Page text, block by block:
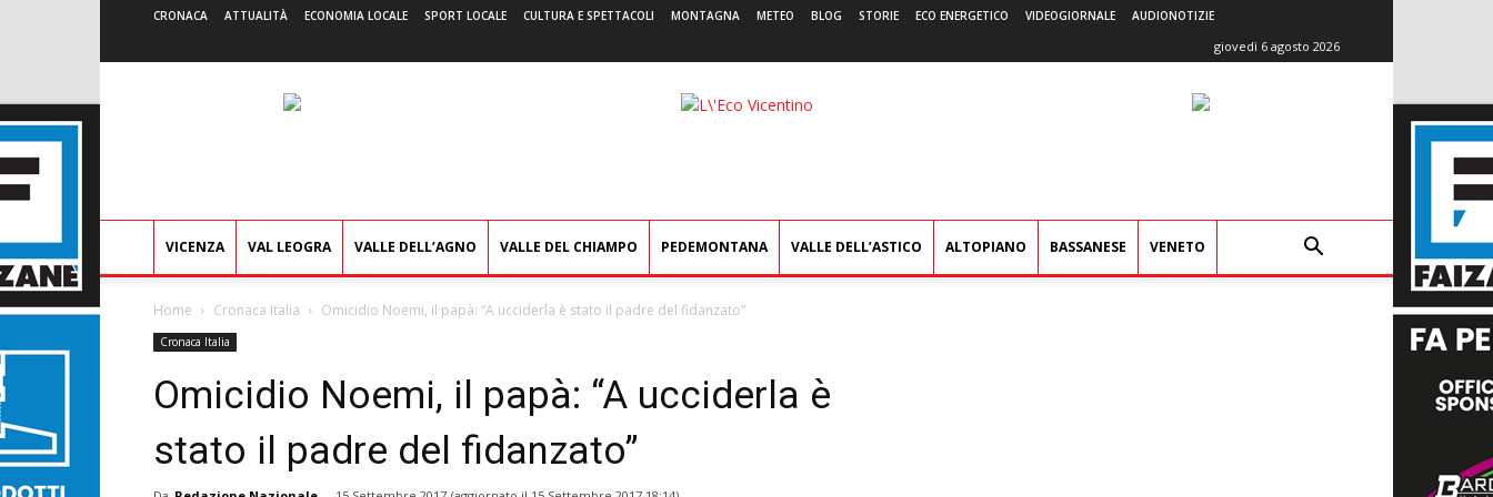
CRONACA ATTUALITÀ ECONOMIA LOCALE SPORT LOCALE CULTURA E SPETTACOLI MONTAGNA METEO BLOG STORIE ECO ENERGETICO VIDEOGIORNALE AUDIONOTIZIE
giovedì 6 agosto 2026
L'Eco
VICENZA VAL LEOGRA VALLE DELL’AGNO VALLE DEL CHIAMPO PEDEMONTANA VALLE DELL’ASTICO ALTOPIANO BASSANESE VENETO
Home Cronaca Italia Omicidio Noemi, il papà: “A ucciderla è stato il padre del fidanzato”
Cronaca Italia
Omicidio Noemi, il papà: “A ucciderla è
stato il padre del fidanzato”